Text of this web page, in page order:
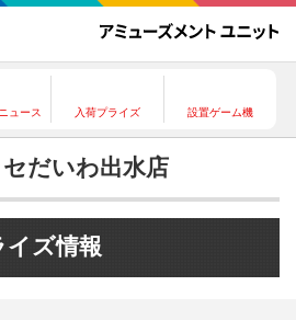
ュース 入荷プライズ 設置ゲーム機
だいわ出水店
イズ情報